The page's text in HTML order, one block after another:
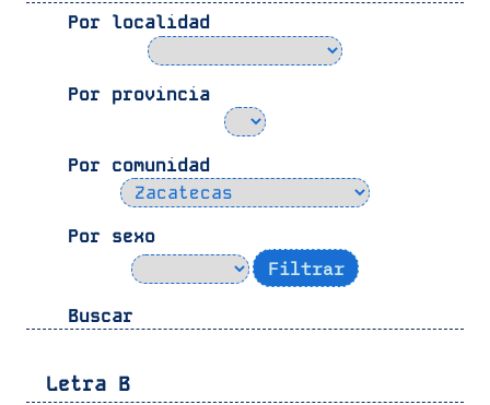
Por localidad
Por provincia
Por comunidad
Por sexo
Buscar
Letra B